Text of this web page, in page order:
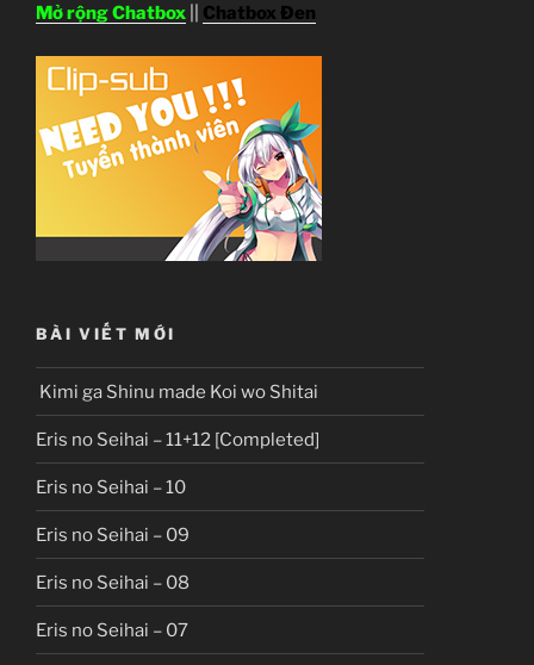
Mở rộng Chatbox Chatbox Đen
BÀI VIẾT MỚI
Kimi ga Shinu made Koi wo Shitai
Eris no Seihai – 11+12 [Completed]
Eris no Seihai – 10
Eris no Seihai – 09
Eris no Seihai – 08
Eris no Seihai – 07